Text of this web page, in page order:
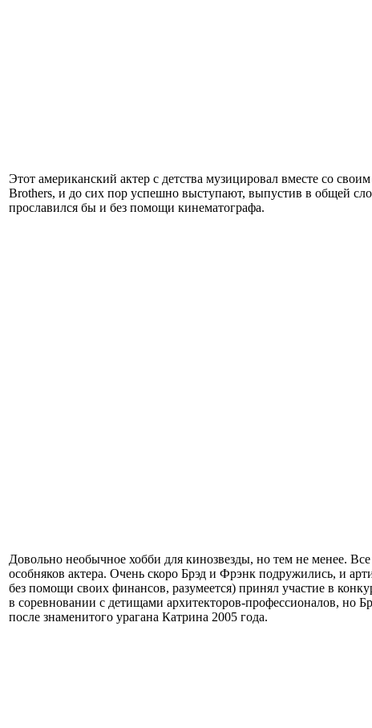
Этот американский актер с детства музицировал вместе со
Brothers, и до сих пор успешно выступают, выпустив в общей
прославился бы и без помощи кинематографа.
Довольно необычное хобби для кинозвезды, но тем не менее. Все
особняков актера. Очень скоро Брэд и Фрэнк подружились, и
без помощи своих финансов, разумеется) принял участие в
в соревновании с детищами архитекторов-профессионалов, но
после знаменитого урагана Катрина 2005 года.